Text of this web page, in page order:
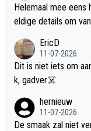
Helemaal mee eens
eldige details om
EricD
11-07-2026
Dit is niet iets om
k, gadver☠️
hernieuw
11-07-2026
De smaak zal niet